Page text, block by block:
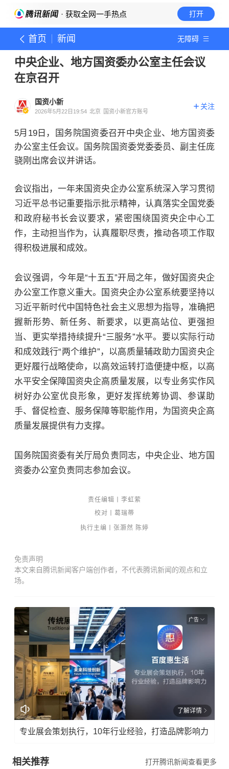
· 获取全网一手热点 打开
首页 新闻 无障碍
中央企业、地方国资委办公室主任会议
在京召开
国资小新
2026年5月22日19:54 北京 国资小新官方账号
关注
5月 19日，国务院国资委召开中央企业、地方国资委
办公室主任会议。国务院国资委党委委员、副主任庞
骁刚 出席会议并讲话。
会议指出，一年来国资央企办公室系统深入学习贯彻
习近平总书记重要指示批示精神，认真落实全国党委
和政府秘书长会议要求，紧密围绕国资央企中心工
作，主动担当作为，认真履职尽责，推动各项工作取
得积极进展和成效。
会议强调，今年是“十五五”开局之年，做好国资央企
办公室工作意义重大。国资央企办公室系统要坚持以
习近平新时代中国特色社会主义思想为指导，准确把
握新形势、新任务、新要求，以更高站位、更强担
当、更实举措持续提升“三服务”水平。要以实际行动
和成效践行“两个维护”，以高质量辅政助力国资央企
更好履行战略使命，以高效运转打造便捷中枢，以高
水平安全保障国资央企高质量发展，以专业务实作风
树好办公室优良形象，更好发挥统筹协调、参谋助
手、督促检查、服务保障等职能作用，为国资央企高
质量发展提供有力支撑。
国务院国资委有关厅局负责同志，中央企业、地方国
资委办公室负责同志参加会议。
责任编辑丨李虹萦
校对丨葛瑞蒂
执行主编丨张灏然 陈婷
免责声明
本文来自腾讯新闻客户端创作者，不代表腾讯新闻的观点和立
场。
广告
了解详情
专业展会策划执行，10年行业经验，打造品牌影响力
相关推荐 打开腾讯新闻查看更多